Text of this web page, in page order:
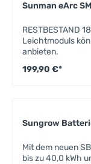
Sunman eArc
RESTBESTAND
Leichtmoduls
anbieten.
199,90 €*
Sungrow
Mit dem neuen
bis zu 40,0 kWh